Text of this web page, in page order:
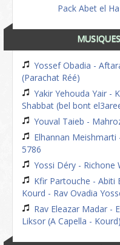
Pack Abet el
MUSIQUES
Yossef Obadia -
(Parachat Réé)
Yakir Yehouda Yair -
Shabbat (bel bont
Youval Taieb -
Elhannan
5786
Yossi Déry - Richone
Kfir Partouche - Abiti
Kourd - Rav Ovadia
Rav Eleazar Madar -
Liksor (A Capella - Kourd)